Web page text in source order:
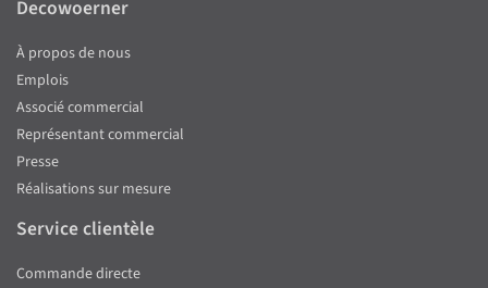
Decowoerner
À propos de nous
Emplois
Associé commercial
Représentant commercial
Presse
Réalisations sur mesure
Service clientèle
Commande directe